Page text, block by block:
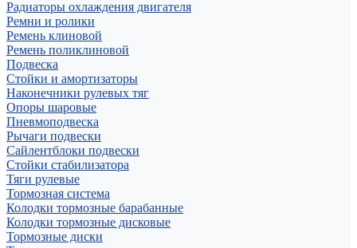
Радиаторы охлаждения двигателя
Ремни и ролики
Ремень клиновой
Ремень поликлиновой
Подвеска
Стойки и амортизаторы
Наконечники рулевых тяг
Опоры шаровые
Пневмоподвеска
Рычаги подвески
Сайлентблоки подвески
Стойки стабилизатора
Тяги рулевые
Тормозная система
Колодки тормозные барабанные
Колодки тормозные дисковые
Тормозные диски